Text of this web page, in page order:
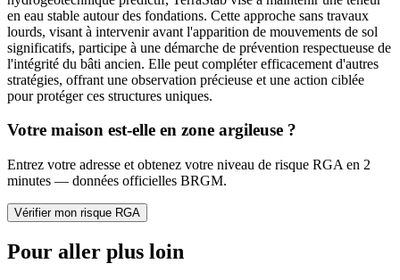
en eau stable autour des fondations. Cette approche sans travaux
lourds, visant à intervenir avant l'apparition de mouvements de sol
significatifs, participe à une démarche de prévention respectueuse de
l'intégrité du bâti ancien. Elle peut compléter efficacement d'autres
stratégies, offrant une observation précieuse et une action ciblée
pour protéger ces structures uniques.
Votre maison est-elle en zone argileuse ?
Entrez votre adresse et obtenez votre niveau de risque RGA en 2
minutes — données officielles BRGM.
Vérifier mon risque RGA
Pour aller plus loin